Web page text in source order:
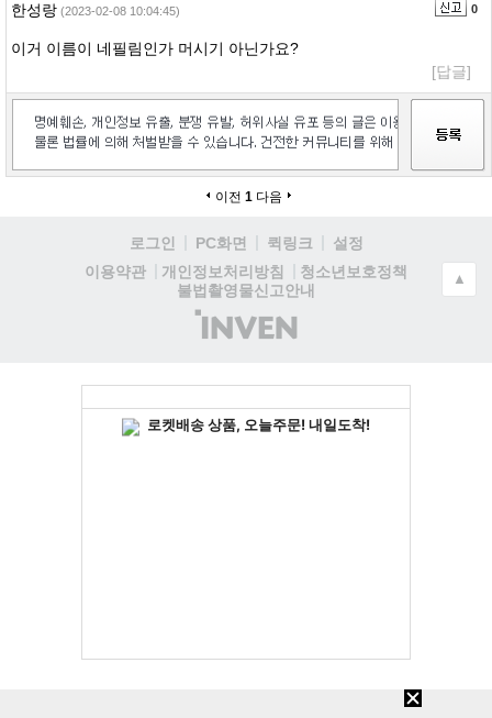
한성랑 (2023-02-08 10:04:45) 0
이거 이름이 네필림인가 머시기 아닌가요?
[답글]
이전 1 다음
로그인 PC화면 퀵링크
설정
이용약관
개인정보처리방침
청소년보호정책
불법촬영물신고안내
(주)
인
▲